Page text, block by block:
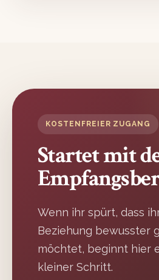
KOSTENFREIER ZUGANG
Startet mit
Wenn ihr spürt, dass
Beziehung bewusster
möchtet, beginnt hier
kleiner Schritt.